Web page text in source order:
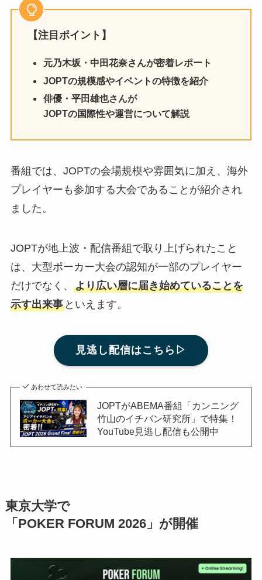
【注目ポイント】
元乃木坂・中田花奈さんが密着レポート
JOPTの規模感やイベントの特徴を紹介
俳優・平田雄也さんが
JOPTの国際性や運営について解説
番組では、JOPTの会場規模や雰囲気に加え、海外
プレイヤーも参加する大会であることが紹介され
ました。
JOPTが地上波・配信番組で取り上げられたこと
は、大型ポーカー大会の認知が一部のプレイヤー
だけでなく、 より広い層に届き始めていることを
示す出来事といえます。
見逃し配信はこちら▷
あわせて読みたい
JOPTがABEMA番組「カンニング
竹山のイチバン研究所」で特集！
YouTube見逃し配信も公開中
東京大学で
「POKER FORUM 2026」が開催